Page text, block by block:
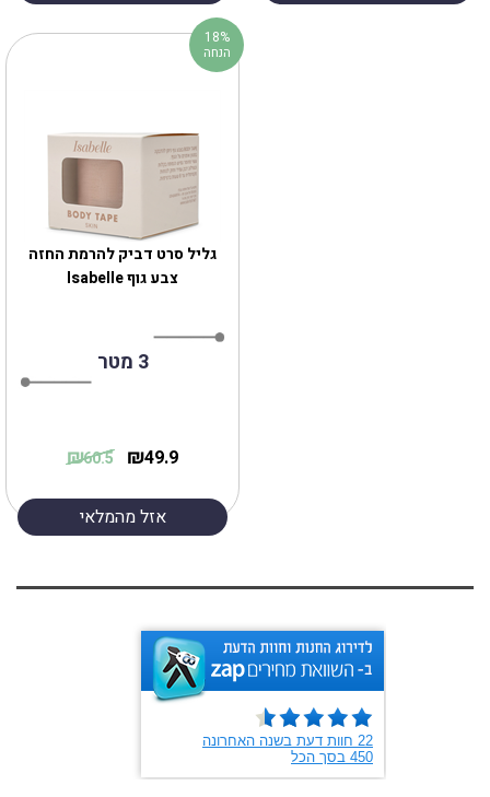
גליל סרט דביק להרמת החזה
צבע גוף Isabelle
3 מטר
49.9
₪
60.5
₪
אזל מהמלאי
18%
הנחה